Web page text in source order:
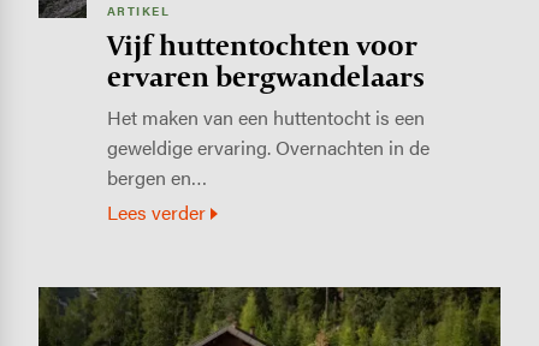
ARTIKEL
Vijf huttentochten voor
ervaren bergwandelaars
Het maken van een huttentocht is een
geweldige ervaring. Overnachten in de
bergen en…
Lees verder
Image